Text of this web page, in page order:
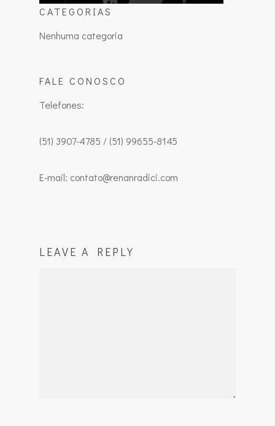
CATEGORIAS
Nenhuma categoria
FALE CONOSCO
Telefones:
(51) 3907-4785 / (51) 99655-8145
E-mail: contato@renanradici.com
LEAVE A REPLY